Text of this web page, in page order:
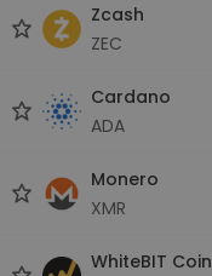
Zcash
ZEC
Cardano
ADA
Monero
XMR
WhiteBIT Coin